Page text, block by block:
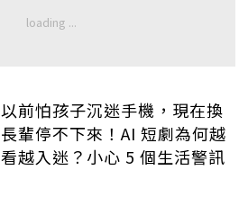
以前怕孩子沉迷手機，現在換
長輩停不下來！AI 短劇為何越
看越入迷？小心 5 個生活警訊